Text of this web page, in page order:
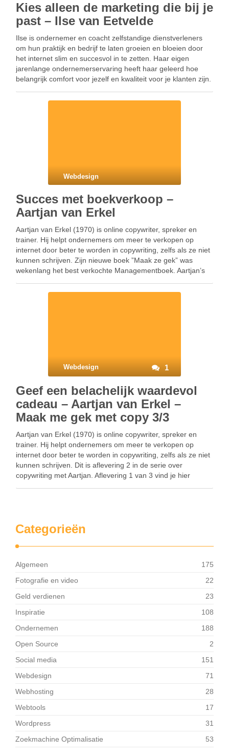
Kies alleen de marketing die bij je
past – Ilse van Eetvelde
Ilse is ondernemer en coacht zelfstandige dienstverleners
om hun praktijk en bedrijf te laten groeien en bloeien door
het internet slim en succesvol in te zetten. Haar eigen
jarenlange ondernemerservaring heeft haar geleerd hoe
belangrijk comfort voor jezelf en kwaliteit voor je klanten zijn.
Webdesign
Succes met boekverkoop –
Aartjan van Erkel
Aartjan van Erkel (1970) is online copywriter, spreker en
trainer. Hij helpt ondernemers om meer te verkopen op
internet door beter te worden in copywriting, zelfs als ze niet
kunnen schrijven. Zijn nieuwe boek ”Maak ze gek” was
wekenlang het best verkochte Managementboek. Aartjan’s
Webdesign 1
Geef een belachelijk waardevol
cadeau – Aartjan van Erkel –
Maak me gek met copy 3/3
Aartjan van Erkel (1970) is online copywriter, spreker en
trainer. Hij helpt ondernemers om meer te verkopen op
internet door beter te worden in copywriting, zelfs als ze niet
kunnen schrijven. Dit is aflevering 2 in de serie over
copywriting met Aartjan. Aflevering 1 van 3 vind je hier
Categorieën
Algemeen
175
Fotografie en video
22
Geld verdienen
23
Inspiratie
108
Ondernemen
188
Open Source
2
Social media
151
Webdesign
71
Webhosting
28
Webtools
17
Wordpress
31
Zoekmachine Optimalisatie
53